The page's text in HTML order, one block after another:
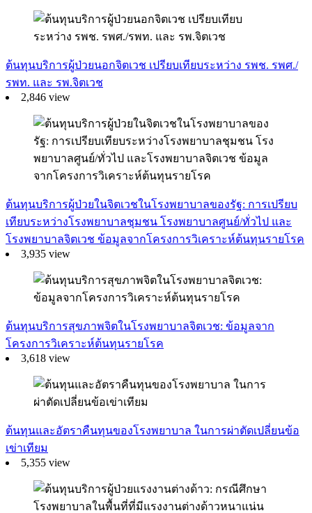
ต้นทุนบริการผู้ป่วยนอกจิตเวช เปรียบเทียบระหว่าง รพช. รพศ./
รพท. และ รพ.จิตเวช
2,846 view
ต้นทุนบริการผู้ป่วยในจิตเวชในโรงพยาบาลของรัฐ: การเปรียบ
เทียบระหว่างโรงพยาบาลชุมชน โรงพยาบาลศูนย์/ทั่วไป และ
โรงพยาบาลจิตเวช ข้อมูลจากโครงการวิเคราะห์ต้นทุนรายโรค
3,935 view
ต้นทุนบริการสุขภาพจิตในโรงพยาบาลจิตเวช: ข้อมูลจาก
โครงการวิเคราะห์ต้นทุนรายโรค
3,618 view
ต้นทุนและอัตราคืนทุนของโรงพยาบาล ในการผ่าตัดเปลี่ยนข้อ
เข่าเทียม
5,355 view